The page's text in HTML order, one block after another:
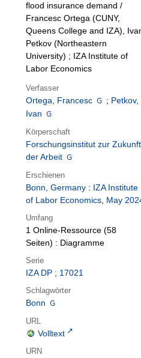
flood insurance demand /
Francesc Ortega (CUNY,
Queens College and IZA),
Petkov (Northeastern
University) ; IZA Institute of
Labor Economics
Verfasser
Ortega, Francesc ; Petkov,
Ivan
Körperschaft
Forschungsinstitut zur Zukunft
der Arbeit
Erschienen
Bonn, Germany : IZA Institute
of Labor Economics, May
Umfang
1 Online-Ressource (58
Seiten) : Diagramme
Serie
IZA DP ; 17021
Schlagwörter
Bonn
URL
Volltext
URN